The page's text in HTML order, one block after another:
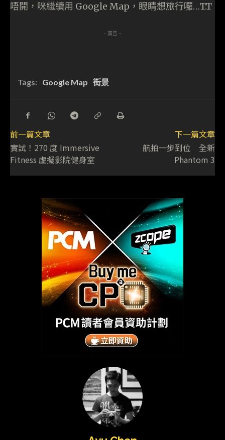
唔開，咪繼續用 Google Map，眼睛想旅行囉…T.T
- 廣告 -
Tags: Google Map 街景
前一篇文章
實試！270 度 Immersive
Fitness 虛擬影院健身室
下一篇文章
航拍一步到位 全新
Phantom 3